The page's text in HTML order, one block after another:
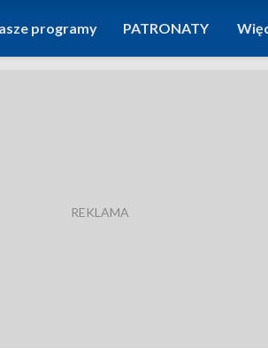
programy PATRONATY